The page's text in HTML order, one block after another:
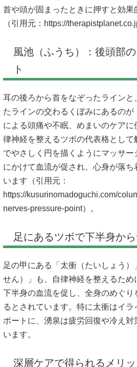
首や頭が固まったときに押すと効果
（引用元： https://
風池（ふうち）：後頭部
ト
耳の後ろから首をなぞったラインと
たラインの交わるくぼみにあるのが
による頭痛や不眠、めまいのケアに
律神経を整えるツボの代表格とし
でやさしく円を描くようにマッサ
にかけて血流が促され、心身が落ち
います（引用元：
https://kusurinomadoguchi.com/
nerves-pressure-point）。
足にあるツボで下半身か
足の甲にある「太衝（たいしょう）
せん）」も、自律神経を整えるため
下半身の血流を促し、全身のめぐ
るとされています。特に太衝はイ
ポートに、湧泉は疲労回復や冷え対
います。
深層ケアで得られるメリッ